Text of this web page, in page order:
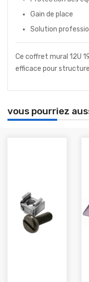
Gain de place
Solution
Ce coffret mural 12U
efficace pour
vous pourriez